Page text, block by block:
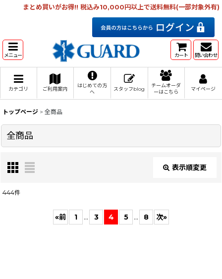
まとめ買いがお得!! 税込み10,000円以上で送料無料(一部対象外有)
メニュー カート 問い合わせ
カテゴリ ご利用案内
はじめての方
へ
スタッフblog
チームオーダ
ーはこちら
マイページ
トップページ > 全商品
全商品
表示順変更
444件
«前 1 ... 3 4 5 ... 8 次»